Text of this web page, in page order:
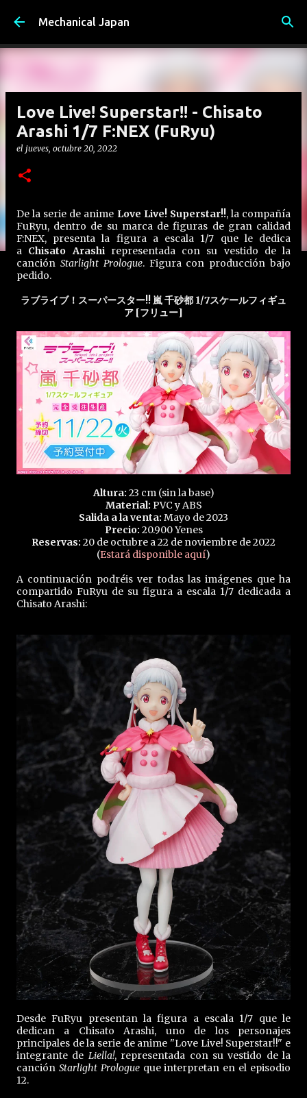
Ir al contenido principal
Mechanical Japan
Love Live! Superstar!! - Chisato
Arashi 1/7 F:NEX (FuRyu)
el jueves, octubre 20, 2022
De la serie de anime Love Live! Superstar!!, la compañía
FuRyu, dentro de su marca de figuras de gran calidad
F:NEX, presenta la figura a escala 1/7 que le dedica
a Chisato Arashirepresentada con su vestido de la
canción Starlight Prologue. Figura con producción bajo
pedido.
ラブライブ！スーパースター!! 嵐 千砂都 1/7スケールフィギュ
ア [フリュー]
Altura: 23 cm (sin la base)
Material: PVC y ABS
Salida a la venta: Mayo de 2023
Precio: 20.900 Yenes
Reservas: 20 de octubre a 22 de noviembre de 2022
(Estará disponible aquí)
A continuación podréis ver todas las imágenes que ha
compartido FuRyu de su figura a escala 1/7 dedicada a
Chisato Arashi:
Desde FuRyu presentan la figura a escala 1/7 que le
dedican a Chisato Arashi, uno de los personajes
principales de la serie de anime "Love Live! Superstar!!" e
integrante de Liella!, representada con su vestido de la
canción Starlight Prologueque interpretan en el episodio
12.